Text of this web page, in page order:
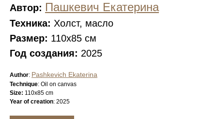
Автор: Пашкевич Екатерина
Техника: Холст, масло
Размер: 110x85 см
Год создания: 2025
Author: Pashkevich Ekaterina
Technique: Oil on canvas
Size: 110x85 cm
Year of creation: 2025